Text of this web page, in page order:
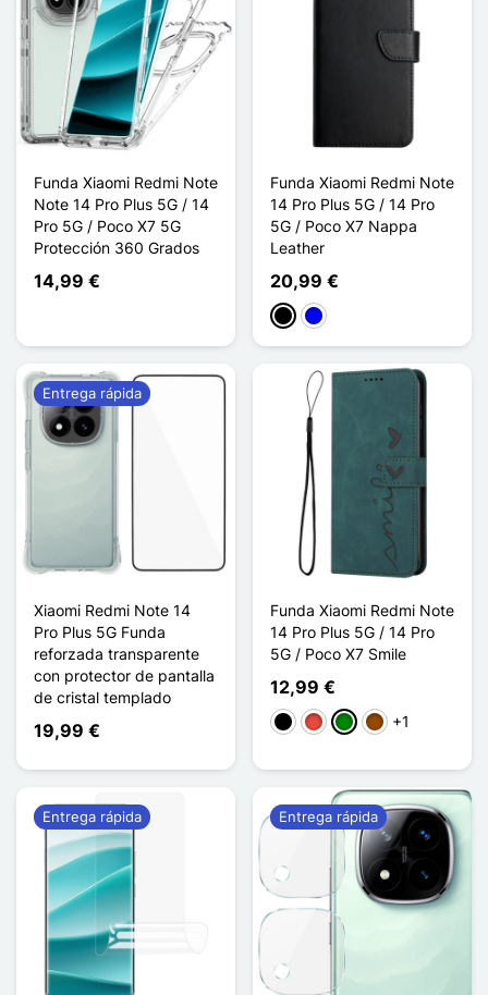
Funda Xiaomi Redmi Note
Note 14 Pro Plus 5G / 14
Pro 5G / Poco X7 5G
Protección 360 Grados
14,99 €
Funda Xiaomi Redmi Note
14 Pro Plus 5G / 14 Pro
5G / Poco X7 Nappa
Leather
20,99 €
NegroAzul
Xiaomi Redmi Note 14
Pro Plus 5G Funda
reforzada transparente
con protector de pantalla
de cristal templado
19,99 €
Entrega rápida
Funda Xiaomi Redmi Note
14 Pro Plus 5G / 14 Pro
5G / Poco X7 Smile
12,99 €
NegroRojoVerdeMarrón
+1
Entrega rápida Entrega rápida